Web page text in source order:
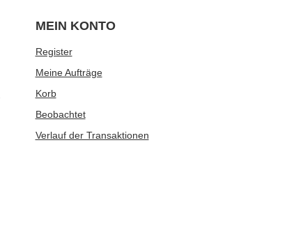
MEIN KONTO
Register
Meine Aufträge
Korb
Beobachtet
Verlauf der Transaktionen